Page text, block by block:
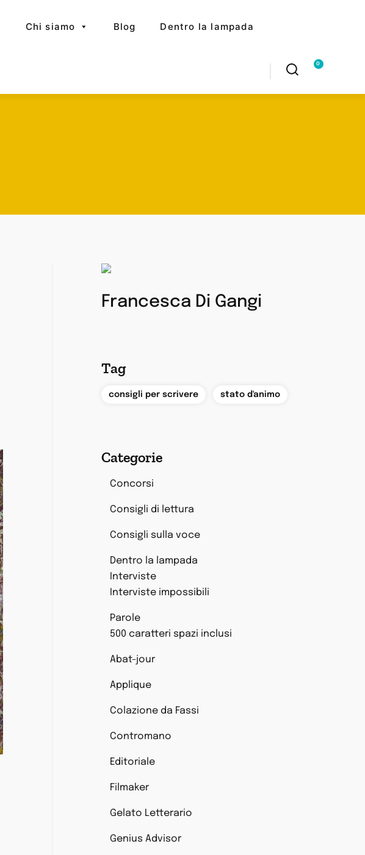
Chi siamo Blog Dentro la lampada
0
Francesca Di Gangi
Tag
consigli per scrivere stato d'animo
Categorie
Concorsi
Consigli di lettura
Consigli sulla voce
Dentro la lampada
Interviste
Interviste impossibili
Parole
500 caratteri spazi inclusi
Abat-jour
Applique
Colazione da Fassi
Contromano
Editoriale
Filmaker
Gelato Letterario
Genius Advisor